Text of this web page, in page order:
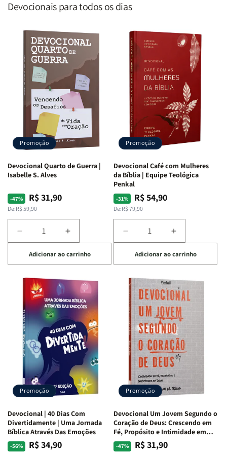
Devocionais para todos os dias
Promoção
Devocional Quarto de Guerra |
Isabelle S. Alves
-47%
Preço
normal
De:R$ 59,90
Preço
promocional
R$ 31,90
Diminuir
a
quantidade
de
Devocional
Quarto
de
Guerra
Isabelle
S.
Alves
Aumentar
a
quantidade
de
Devocional
Quarto
de
Guerra
|
Isabelle
S.
Alves
Adicionar ao carrinho
Promoção
Devocional Café com Mulheres
da Bíblia | Equipe Teológica
Penkal
-31%
Preço
normal
De:R$ 79,90
Preço
promocional
R$ 54,90
Diminuir
a
quantidade
de
Devocional
Café
com
Mulheres
da
Bíblia
Equipe
Teológica
Penkal
Aumentar
a
quantidade
de
Devocional
Café
com
Mulheres
da
Bíblia
|
Equipe
Teológica
Penkal
Adicionar ao carrinho
Promoção
Devocional | 40 Dias Com
Divertidamente | Uma Jornada
Bíblica Através Das Emoções
-56%
Preço
PreçoR$ 34,90
Promoção
Devocional Um Jovem Segundo o
Coração de Deus: Crescendo em
Fé, Propósito e Intimidade em
Deus
-47%
Preço
PreçoR$ 31,90